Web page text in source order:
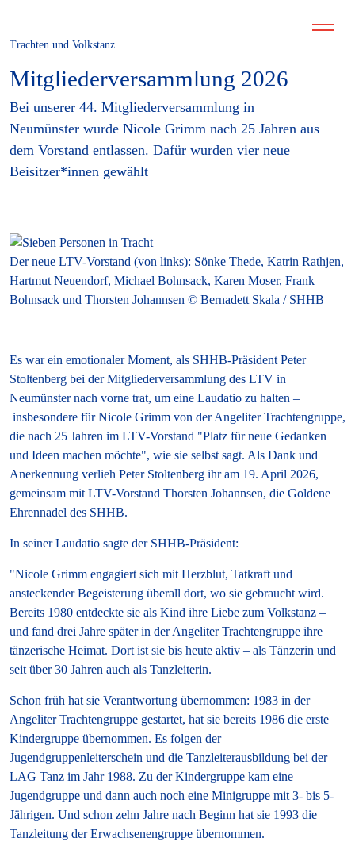
Trachten und Volkstanz
Mitgliederversammlung 2026
Bei unserer 44. Mitgliederversammlung in
Neumünster wurde Nicole Grimm nach 25 Jahren aus
dem Vorstand entlassen. Dafür wurden vier neue
Beisitzer*innen gewählt
Der neue LTV-Vorstand (von links): Sönke Thede, Katrin Rathjen,
Hartmut Neuendorf, Michael Bohnsack, Karen Moser, Frank
Bohnsack und Thorsten Johannsen © Bernadett Skala / SHHB
Es war ein emotionaler Moment, als SHHB-Präsident Peter
Stoltenberg bei der Mitgliederversammlung des LTV in
Neumünster nach vorne trat, um eine Laudatio zu halten –
insbesondere für Nicole Grimm von der Angeliter Trachtengruppe,
die nach 25 Jahren im LTV-Vorstand "Platz fürneue Gedanken
und Ideen machen möchte", wie sie selbst sagt. Als Dank und
Anerkennung verlieh Peter Stoltenberg ihr am 19. April 2026,
gemeinsam mit LTV-Vorstand Thorsten Johannsen, die Goldene
Ehrennadel des SHHB.
In seiner Laudatio sagte der SHHB-Präsident:
"Nicole Grimm engagiert sich mit Herzblut, Tatkraft und
ansteckender Begeisterung überall dort, wo sie gebraucht wird.
Bereits 1980 entdeckte sie als Kind ihre Liebe zum Volkstanz –
und fand drei Jahre später in der Angeliter Trachtengruppe ihre
tänzerische Heimat. Dort ist sie bis heute aktiv – als Tänzerin und
seit über 30 Jahren auch als Tanzleiterin.
Schon früh hat sie Verantwortung übernommen: 1983 in der
Angeliter Trachtengruppe gestartet, hat sie bereits 1986 die erste
Kindergruppe übernommen. Es folgen der
Jugendgruppenleiterschein und die Tanzleiterausbildung bei der
LAG Tanz im Jahr 1988. Zu der Kindergruppe kam eine
Jugendgruppe und dann auch noch eine Minigruppe mit 3- bis 5-
Jährigen. Und schon zehn Jahre nach Beginn hat sie 1993 die
Tanzleitung der Erwachsenengruppe übernommen.